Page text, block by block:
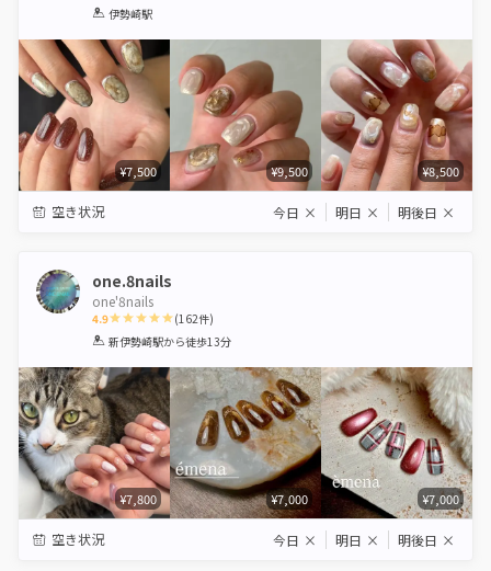
1 2 3 4
伊勢崎駅
¥7,500 ¥9,500 ¥8,500
空き状況 今日 × 明日 × 明後日 ×
one.8nails
one'8nails
4.9
1 2 3 4 5
(162件)
新伊勢崎駅から徒歩13分
¥7,800 ¥7,000 ¥7,000
空き状況 今日 × 明日 × 明後日 ×